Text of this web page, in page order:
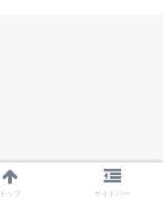
トップ サイドバー